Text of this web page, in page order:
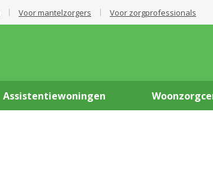
Voor mantelzorgers Voor zorgprofessionals
Assistentiewoningen